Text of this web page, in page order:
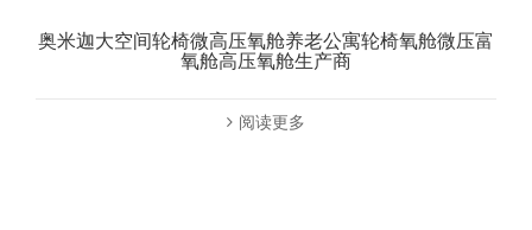
奥米迦大空间轮椅微高压氧舱养老公寓轮椅氧舱微压富
氧舱高压氧舱生产商
阅读更多